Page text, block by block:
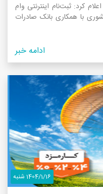
کرد: ثبت‌نام اینترنتی وام
با همکاری بانک صادرات
ادامه خبر
1404/1/16 شنبه